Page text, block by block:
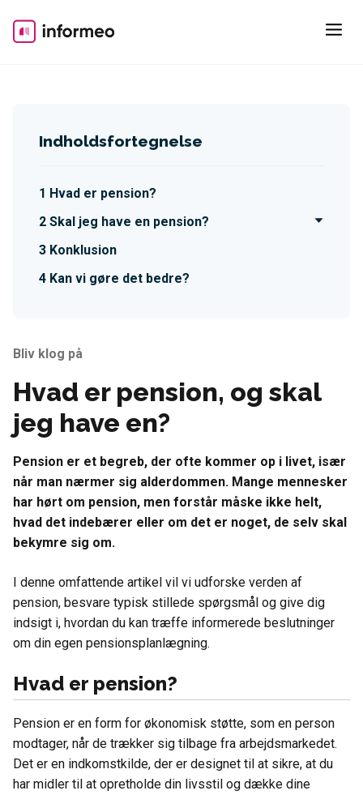
content
Bliv klog på
Hvad er pension, og skal
jeg have en?
Pension er et begreb, der ofte kommer op i livet, især
når man nærmer sig alderdommen. Mange mennesker
har hørt om pension, men forstår måske ikke helt,
hvad det indebærer eller om det er noget, de selv skal
bekymre sig om.
I denne omfattende artikel vil vi udforske verden af
pension, besvare typisk stillede spørgsmål og give dig
indsigt i, hvordan du kan træffe informerede beslutninger
om din egen pensionsplanlægning.
Hvad er pension?
Pension er en form for økonomisk støtte, som en person
modtager, når de trækker sig tilbage fra arbejdsmarkedet.
Det er en indkomstkilde, der er designet til at sikre, at du
har midler til at opretholde din livsstil og dække dine
Indholdsfortegnelse
Hvad er pension?
Skal jeg have en pension?
Konklusion
Kan vi gøre det bedre?